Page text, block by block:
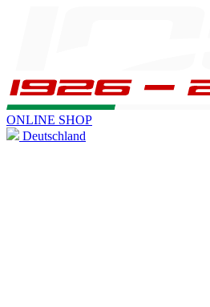
ONLINE SHOP
Deutschland